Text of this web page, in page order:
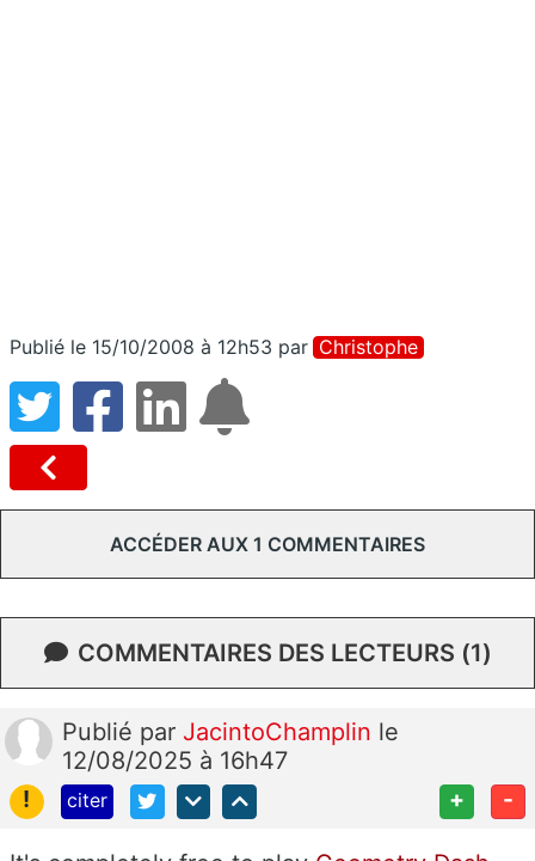
Publié le 15/10/2008 à 12h53 par Christophe
ACCÉDER AUX 1 COMMENTAIRES
COMMENTAIRES DES LECTEURS (1)
Publié par JacintoChamplin le
12/08/2025 à 16h47
!
citer + -